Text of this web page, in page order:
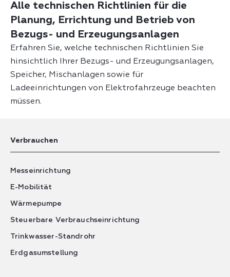
Alle technischen Richtlinien für die
Planung, Errichtung und Betrieb von
Bezugs- und Erzeugungsanlagen
Erfahren Sie, welche technischen Richtlinien Sie
hinsichtlich Ihrer Bezugs- und Erzeugungsanlagen,
Speicher, Mischanlagen sowie für
Ladeeinrichtungen von Elektrofahrzeuge beachten
müssen.
Verbrauchen
Messeinrichtung
E-Mobilität
Wärmepumpe
Steuerbare Verbrauchseinrichtung
Trinkwasser-Standrohr
Erdgasumstellung